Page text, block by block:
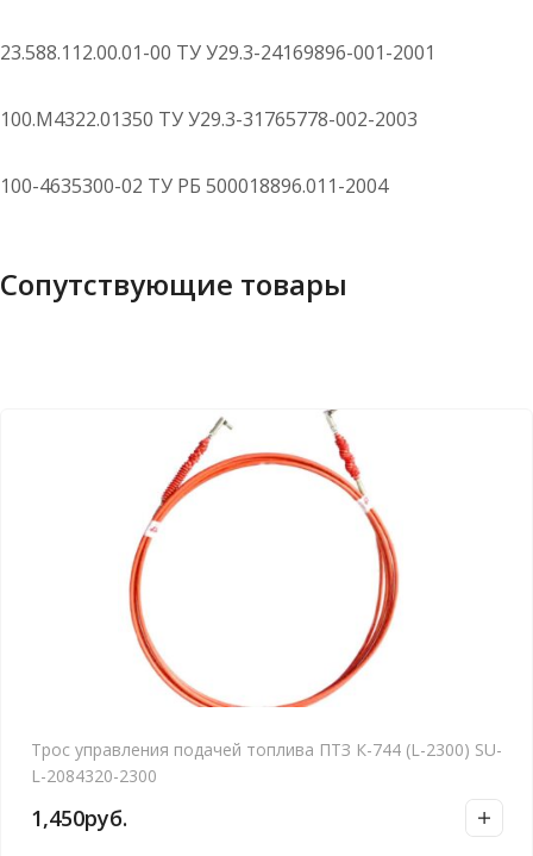
23.588.112.00.01-00 ТУ У29.3-24169896-001-2001
100.М4322.01350 ТУ У29.3-31765778-002-2003
100-4635300-02 ТУ РБ 500018896.011-2004
Сопутствующие товары
Трос управления подачей топлива ПТЗ К-744 (L-2300) SU-
L-2084320-2300
1,450руб.